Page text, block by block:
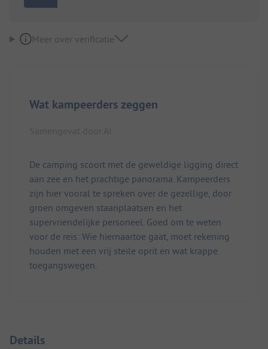
Meer over verificatie
Wat kampeerders zeggen
De camping scoort met de geweldige ligging direct
aan zee en het prachtige panorama. Kampeerders
zijn hier vooral te spreken over de gezellige, door
groen omgeven staanplaatsen en het
supervriendelijke personeel. Goed om te weten
voor de reis: Wie hiernaartoe gaat, moet rekening
houden met een vrij steile oprit en wat krappe
toegangswegen.
Details